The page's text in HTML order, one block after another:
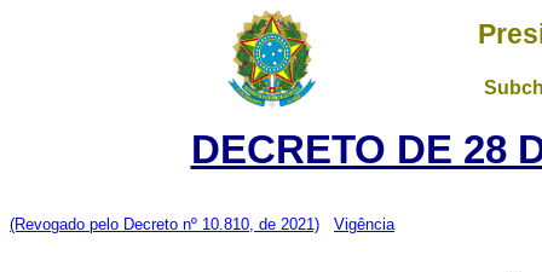
DECRETO DE 28
(Revogado pelo Decreto nº 10.810, de 2021) Vigência